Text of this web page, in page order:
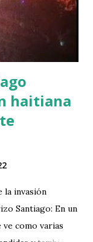
haitiana
la invasión
Santiago: En un
ve como varias